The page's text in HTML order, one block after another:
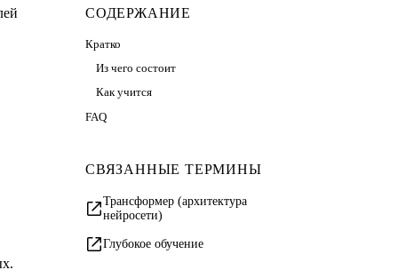
СОДЕРЖАНИЕ
Кратко
Из чего состоит
Как учится
FAQ
СВЯЗАННЫЕ ТЕРМИНЫ
Трансформер (архитектура
нейросети)
Глубокое обучение